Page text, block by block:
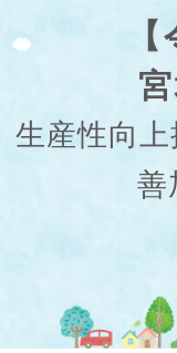
生産性向
善